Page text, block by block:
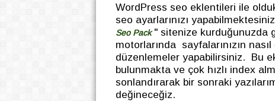
WordPress seo eklentileri ile
seo ayarlarınızı
Seo Pack " sitenize kurduğunuzda
motorlarında sayfalarınızın
düzenlemeler yapabilirsiniz. Bu
bulunmakta ve çok hızlı index
sonlandırarak bir sonraki
değineceğiz.